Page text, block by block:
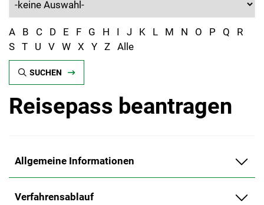
A B C D E F G H I J K L M N O P Q
R
S T U V W X Y Z Alle
SUCHEN
Reisepass beantragen
Allgemeine Informationen
Verfahrensablauf